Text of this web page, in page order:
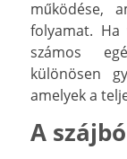
működése,
folyamat. Ha
számos
különösen
amelyek a
A